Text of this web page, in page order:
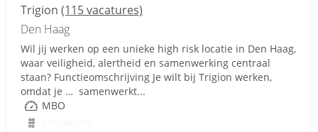
Trigion (115 vacatures)
Den Haag
Wil jij werken op een unieke high risk locatie in Den Haag,
waar veiligheid, alertheid en samenwerking centraal
staan? Functieomschrijving Je wilt bij Trigion werken,
omdat je … samenwerkt...
MBO